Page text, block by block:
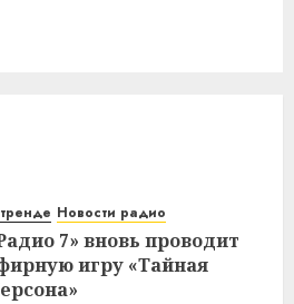
Новости радио
7» вновь проводит
игру «Тайная